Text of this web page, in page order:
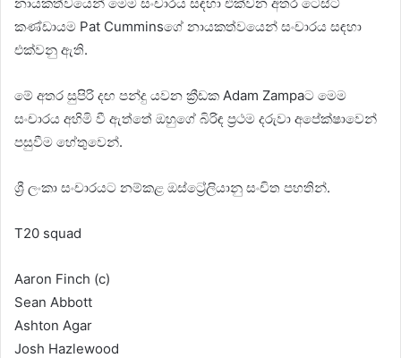
කණ්ඩායම Pat Cumminsගේ නායකත්වයෙන් සංචාරය සඳහා
එක්වනු ඇති.
මේ අතර සුපිරි දඟ පන්දු යවන ක්‍රීඩක Adam Zampaට මෙම
සංචාරය අහිමි වී ඇත්තේ ඔහුගේ බිරිඳ ප්‍රථම දරුවා අපේක්ෂාවෙන්
පසුවීම හේතුවෙන්.
ශ්‍රී ලංකා සංචාරයට නම්කළ ඔස්ට්‍රේලියානු සංචිත පහතින්.
T20 squad
Aaron Finch (c)
Sean Abbott
Ashton Agar
Josh Hazlewood